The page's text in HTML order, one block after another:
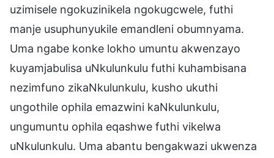
uzimisele ngokuzinikela ngokugcwele, futhi
manje usuphunyukile emandleni obumnyama.
Uma ngabe konke lokho umuntu akwenzayo
kuyamjabulisa uNkulunkulu futhi kuhambisana
nezimfuno zikaNkulunkulu, kusho ukuthi
ungothile ophila emazwini kaNkulunkulu,
ungumuntu ophila eqashwe futhi vikelwa
uNkulunkulu. Uma abantu bengakwazi ukwenza